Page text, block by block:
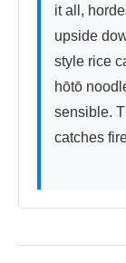
it all,
upside
style rice
hōtō
sensible.
catches